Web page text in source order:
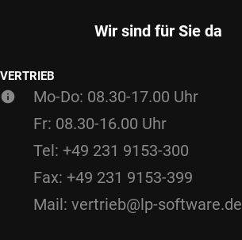
Wir sind für Sie da
VERTRIEB
Mo-Do: 08.30-17.00 Uhr
Fr: 08.30-16.00 Uhr
Tel: +49 231 9153-300
Fax: +49 231 9153-399
Mail: vertrieb@lp-software.de